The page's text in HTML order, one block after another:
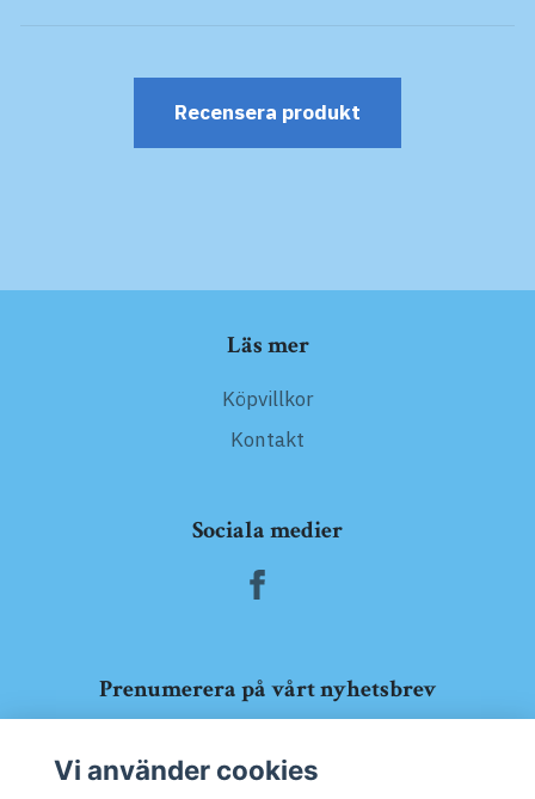
Recensera produkt
Läs mer
Köpvillkor
Kontakt
Sociala medier
Prenumerera på vårt nyhetsbrev
Vi använder cookies